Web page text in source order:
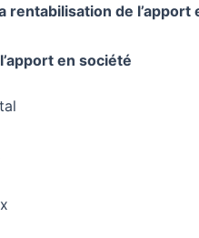
rentabilisation de l’apport
en société